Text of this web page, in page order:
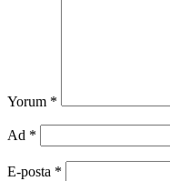
Yorum *
Ad *
E-posta *